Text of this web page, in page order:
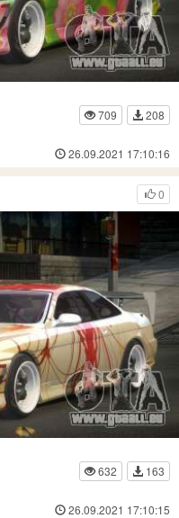
709
208
26.09.2021 17:10:16
0
632
163
26.09.2021 17:10:15